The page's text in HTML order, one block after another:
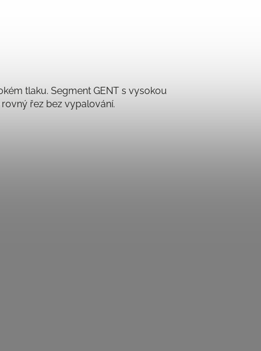
tlaku. Segment GENT s vysokou
řez bez vypalování.